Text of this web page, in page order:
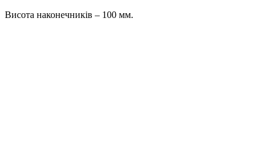
Висота наконечників – 100 мм.